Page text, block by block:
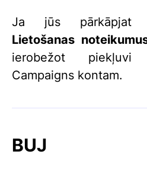
Ja jūs pārkāpjat
Lietošanas
ierobežot
Campaigns kontam.
BUJ